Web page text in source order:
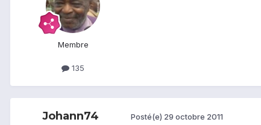
Membre
135
Johann74 Posté(e) 29 octobre 2011